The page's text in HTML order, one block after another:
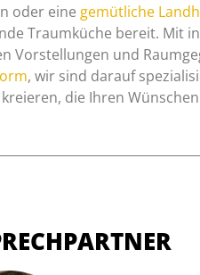
oder eine gemütliche
Traumküche bereit. Mit
Vorstellungen und
, wir sind darauf
die Ihren